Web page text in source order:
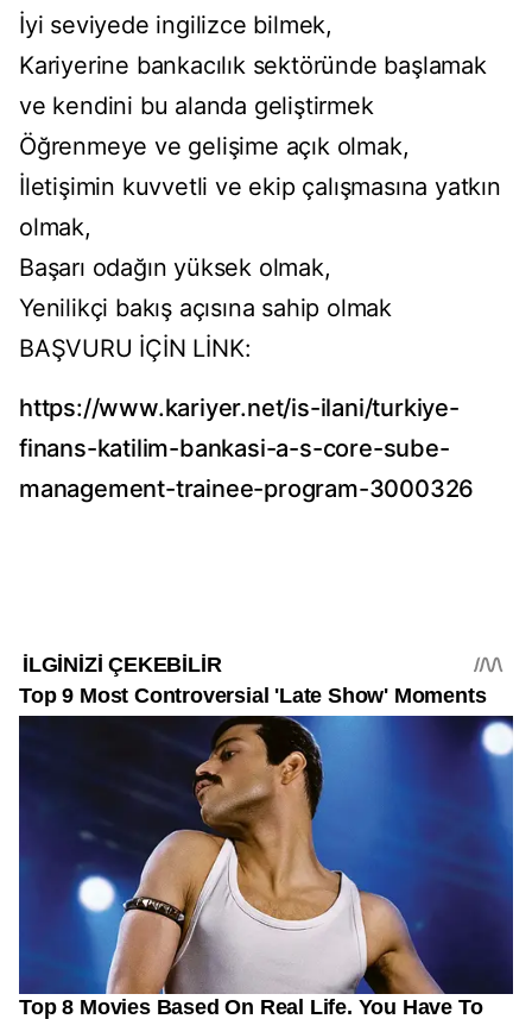
İyi seviyede ingilizce bilmek,
Kariyerine bankacılık sektöründe başlamak
ve kendini bu alanda geliştirmek
Öğrenmeye ve gelişime açık olmak,
İletişimin kuvvetli ve ekip çalışmasına yatkın
olmak,
Başarı odağın yüksek olmak,
Yenilikçi bakış açısına sahip olmak
BAŞVURU İÇİN LİNK:
https://www.kariyer.net/is-ilani/turkiye-
finans-katilim-bankasi-a-s-core-sube-
management-trainee-program-3000326